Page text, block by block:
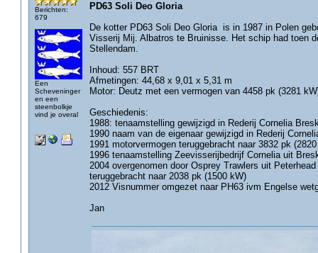
Berichten:
679
Een
Scheveninger
en een
steenbolkje
vind je overal
PD63 Soli Deo Gloria
De kotter PD63 Soli Deo Gloria is in 1987 in Polen
Visserij Mij. Albatros te Bruinisse. Het schip had toen
Stellendam.
Inhoud: 557 BRT
Afmetingen: 44,68 x 9,01 x 5,31 m
Motor: Deutz met een vermogen van 4458 pk (3281
Geschiedenis:
1988: tenaamstelling gewijzigd in Rederij Cornelia
1990 naam van de eigenaar gewijzigd in Rederij
1991 motorvermogen teruggebracht naar 3832 pk
1996 tenaamstelling Zeevisserijbedrijf Cornelia uit
2004 overgenomen door Osprey Trawlers uit
teruggebracht naar 2038 pk (1500 kW)
2012 Visnummer omgezet naar PH63 ivm Engelse
Jan